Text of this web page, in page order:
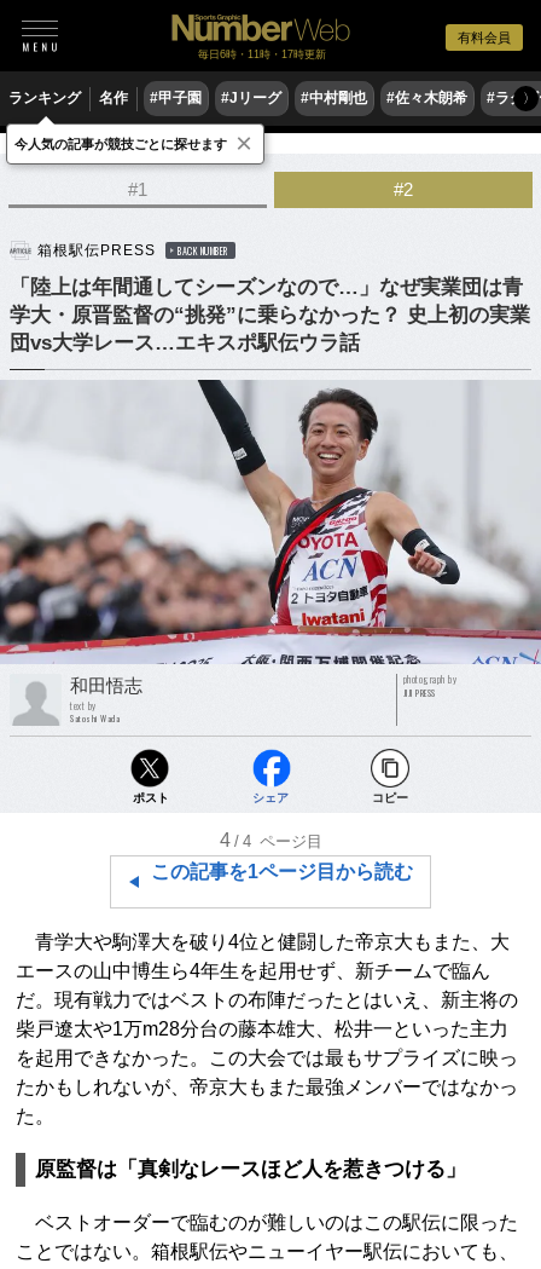
有料会員
毎日6時・11時・17時更新
ランキング 名作 #甲子園 #Jリーグ #中村剛也 #佐々木朗希 #ラグ〉
陸上 駅伝
#1 #2
箱根駅伝PRESS BACK NUMBER
「陸上は年間通してシーズンなので…」なぜ実業団は青
学大・原晋監督の“挑発”に乗らなかった？ 史上初の実業
団vs大学レース…エキスポ駅伝ウラ話
和田悟志
text by
Satoshi Wada
photograph by
JIJI PRESS
ポスト シェア コピー
4 /4 ページ目
この記事を1ページ目から読む
青学大や駒澤大を破り4位と健闘した帝京大もまた、大
エースの山中博生ら4年生を起用せず、新チームで臨ん
だ。現有戦力ではベストの布陣だったとはいえ、新主将の
柴戸遼太や1万m28分台の藤本雄大、松井一といった主力
を起用できなかった。この大会では最もサプライズに映っ
たかもしれないが、帝京大もまた最強メンバーではなかっ
た。
原監督は「真剣なレースほど人を惹きつける」
ベストオーダーで臨むのが難しいのはこの駅伝に限った
ことではない。箱根駅伝やニューイヤー駅伝においても、
今人気の記事が競技ごとに探せます ×